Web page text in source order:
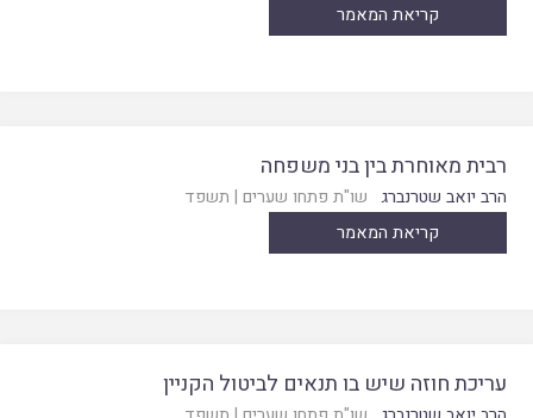
קריאת המאמר
רבית מאוחרת בין בני משפחה
הרב יואב שטרנברג שו"ת פתחו שערים | תשפד
קריאת המאמר
עריכת חוזה שיש בו תנאים לביטול הקניין